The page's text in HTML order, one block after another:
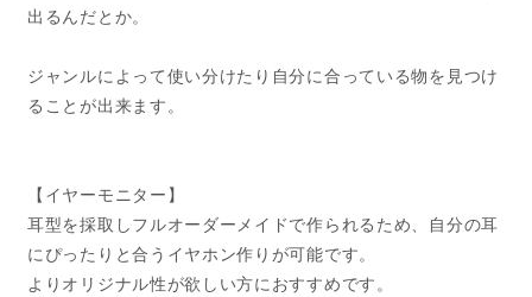
出るんだとか。
ジャンルによって使い分けたり自分に合っている物を見つけ
ることが出来ます。
【イヤーモニター】
耳型を採取しフルオーダーメイドで作られるため、自分の耳
にぴったりと合うイヤホン作りが可能です。
よりオリジナル性が欲しい方におすすめです。